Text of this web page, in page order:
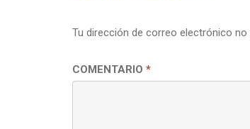
Tu dirección de correo electrónico no
COMENTARIO *